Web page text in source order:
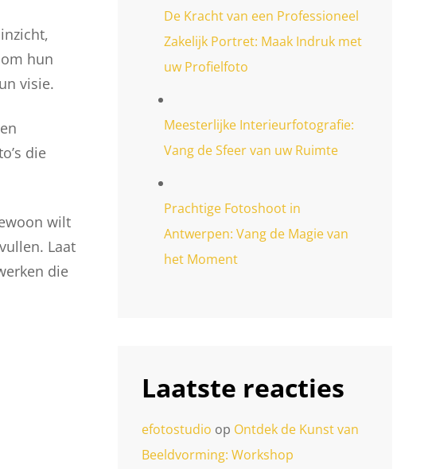
hun
visie.
die
wilt
Laat
die
De Kracht van een Professioneel
Zakelijk Portret: Maak Indruk met
uw Profielfoto
Meesterlijke Interieurfotografie:
Vang de Sfeer van uw Ruimte
Prachtige Fotoshoot in
Antwerpen: Vang de Magie van
het Moment
Laatste reacties
efotostudio op Ontdek de Kunst van
Beeldvorming: Workshop